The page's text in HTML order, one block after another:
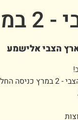
הצבי אלישמע